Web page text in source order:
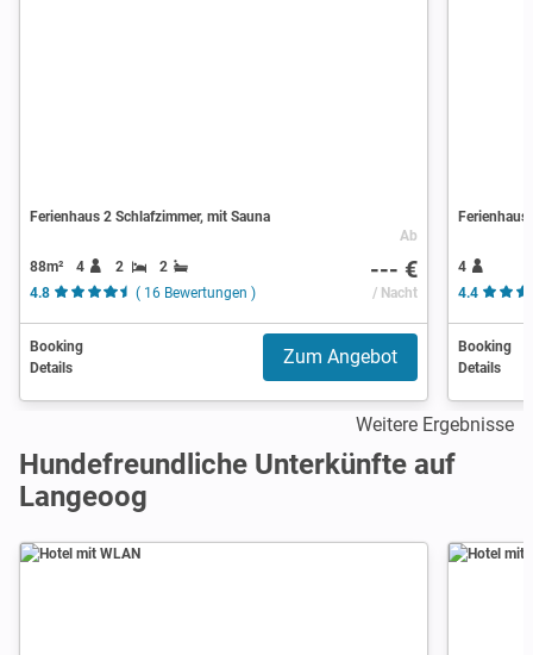
Ferienhaus 2 Schlafzimmer, mit Sauna
88m² 4 2
2
4.8
( 16 Bewertungen )
Ab
--- €
/ Nacht
Booking
Details
Zum Angebot
Ferienhaus
4
4.4
Booking
Details
Weitere Ergebnisse
Hundefreundliche Unterkünfte auf
Langeoog